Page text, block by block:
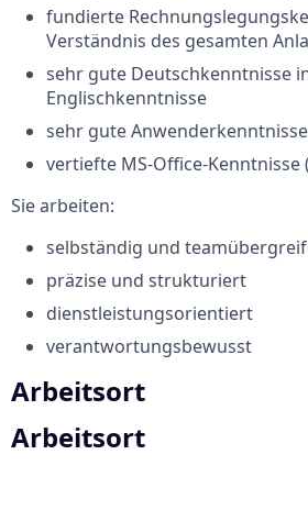
fundierte
Verständnis des gesamten
sehr gute Deutschkenntnisse
Englischkenntnisse
sehr gute Anwenderkenntnisse
vertiefte MS-Office-Kenntnisse
Sie arbeiten:
selbständig und
präzise und strukturiert
dienstleistungsorientiert
verantwortungsbewusst
Arbeitsort
Arbeitsort